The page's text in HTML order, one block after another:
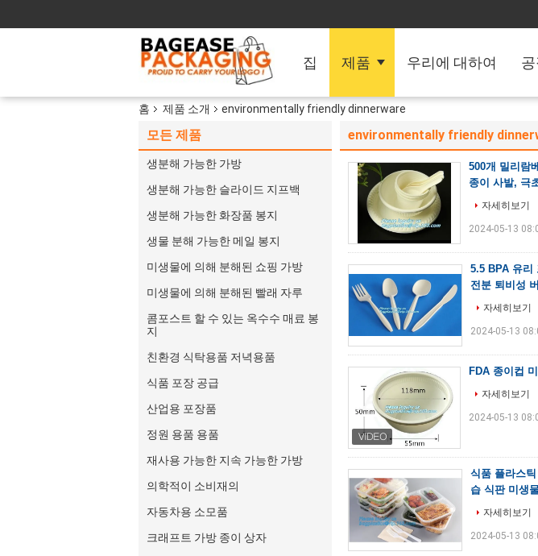
집 제품 우리에 대하여
홈 제품 소개 environmentally friendly dinnerware
모든 제품
생분해 가능한 가방
생분해 가능한 슬라이드 지프백
생분해 가능한 화장품 봉지
생물 분해 가능한 메일 봉지
미생물에 의해 분해된 쇼핑 가방
미생물에 의해 분해된 빨래 자루
콤포스트 할 수 있는 옥수수 매료 봉
지
친환경 식탁용품 저녁용품
식품 포장 공급
산업용 포장품
정원 용품 용품
재사용 가능한 지속 가능한 가방
의학적이 소비재의
자동차용 소모품
크래프트 가방 종이 상자
environmentally friendly
500개 밀리람
종이 사발, 극
자세히보기
2024-05-13
5.5 BPA 유리
전분 퇴비성
자세히보기
2024-05-13
FDA 종이컵
자세히보기
2024-05-13
식품 플라스
습 식판 미생
자세히보기
2024-05-13